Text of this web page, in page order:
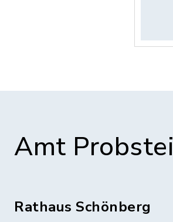
Amt Probstei
Rathaus Schönberg